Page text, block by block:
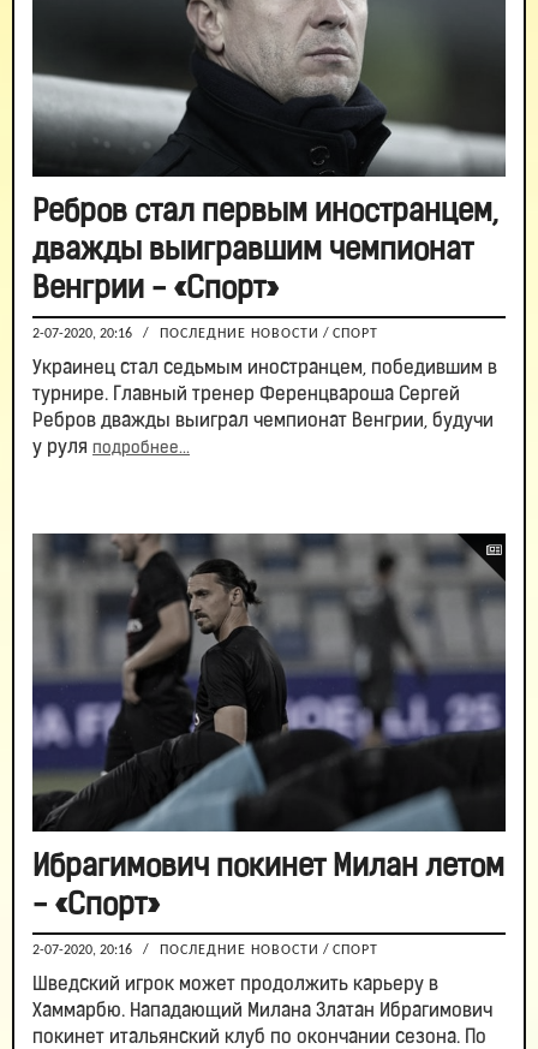
Ребров стал первым иностранцем,
дважды выигравшим чемпионат
Венгрии - «Спорт»
2-07-2020, 20:16 / ПОСЛЕДНИЕ НОВОСТИ / СПОРТ
Украинец стал седьмым иностранцем, победившим в
турнире. Главный тренер Ференцвароша Сергей
Ребров дважды выиграл чемпионат Венгрии, будучи
у руля подробнее...
Ибрагимович покинет Милан летом
- «Спорт»
2-07-2020, 20:16 / ПОСЛЕДНИЕ НОВОСТИ / СПОРТ
Шведский игрок может продолжить карьеру в
Хаммарбю. Нападающий Милана Златан Ибрагимович
покинет итальянский клуб по окончании сезона. По